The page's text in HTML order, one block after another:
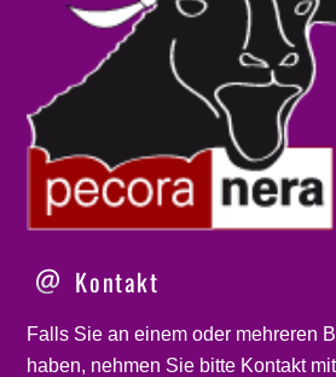
Kontakt
Falls Sie an einem oder mehreren
haben, nehmen Sie bitte Kontaktmit